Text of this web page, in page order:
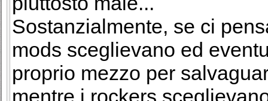
Sostanzialmente, se ci
mods sceglievano ed
proprio mezzo per
mentre i rockers